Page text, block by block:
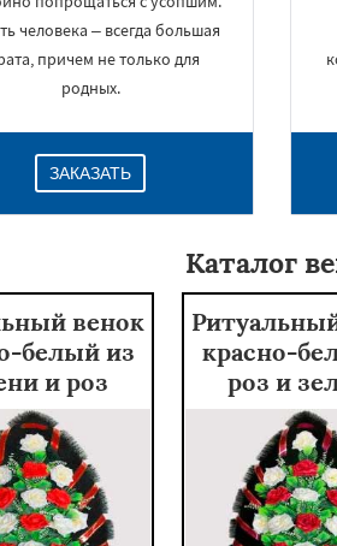
человека – всегда большая
причем не только для
родных.
ЗАКАЗАТЬ
Каталог
венок
белый из
и роз
красно-
роз и